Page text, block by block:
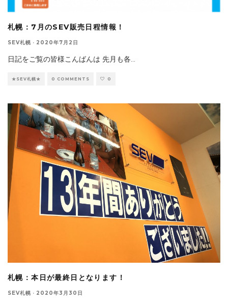
札幌：7月のSEV販売日程情報！
SEV札幌 · 2020年7月2日
日記をご覧の皆様こんばんは 先月も各
★SEV札幌★ 0 COMMENTS 0
札幌：本日が最終日となります！
SEV札幌 · 2020年3月30日